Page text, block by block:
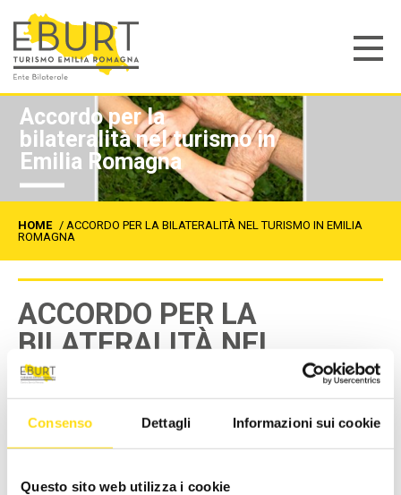
Consenso Dettagli Informazioni sui cookie
Questo sito web utilizza i cookie
Accordo per la
bilateralità nel turismo in
Emilia Romagna
HOME / ACCORDO PER LA BILATERALITÀ NEL TURISMO IN EMILIA
ROMAGNA
ACCORDO PER LA
BILATERALITÀ NEL
TURISMO IN EMILIA
ROMAGNA